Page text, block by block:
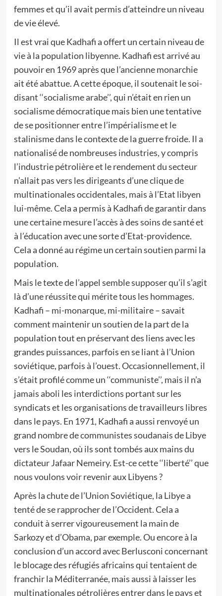
femmes et qu’il avait permis d’atteindre un niveau
de vie élevé.
Il est vrai que Kadhafi a offert un certain niveau de
vie à la population libyenne. Kadhafi est arrivé au
pouvoir en 1969 après que l’ancienne monarchie
ait été abattue. A cette époque, il soutenait le soi-
disant ‘‘socialisme arabe’’, qui n’était en rien un
socialisme démocratique mais bien une tentative
de se positionner entre l’impérialisme et le
stalinisme dans le contexte de la guerre froide. Il a
nationalisé de nombreuses industries, y compris
l’industrie pétrolière et le rendement du secteur
n’allait pas vers les dirigeants d’une clique de
multinationales occidentales, mais à l’Etat libyen
lui-même. Cela a permis à Kadhafi de garantir dans
une certaine mesure l’accès à des soins de santé et
à l’éducation avec une sorte d’Etat-providence.
Cela a donné au régime un certain soutien parmi la
population.
Mais le texte de l’appel semble supposer qu’il s’agit
là d’une réussite qui mérite tous les hommages.
Kadhafi – mi-monarque, mi-militaire – savait
comment maintenir un soutien de la part de la
population tout en préservant des liens avec les
grandes puissances, parfois en se liant à l’Union
soviétique, parfois à l’ouest. Occasionnellement, il
s’était profilé comme un ‘‘communiste’’, mais il n’a
jamais aboli les interdictions portant sur les
syndicats et les organisations de travailleurs libres
dans le pays. En 1971, Kadhafi a aussi renvoyé un
grand nombre de communistes soudanais de Libye
vers le Soudan, où ils sont tombés aux mains du
dictateur Jafaar Nemeiry. Est-ce cette ‘‘liberté’’ que
nous voulons voir revenir aux Libyens ?
Après la chute de l’Union Soviétique, la Libye a
tenté de se rapprocher de l’Occident. Cela a
conduit à serrer vigoureusement la main de
Sarkozy et d’Obama, par exemple. Ou encore à la
conclusion d’un accord avec Berlusconi concernant
le blocage des réfugiés africains qui tentaient de
franchir la Méditerranée, mais aussi à laisser les
multinationales pétrolières entrer dans le pays et